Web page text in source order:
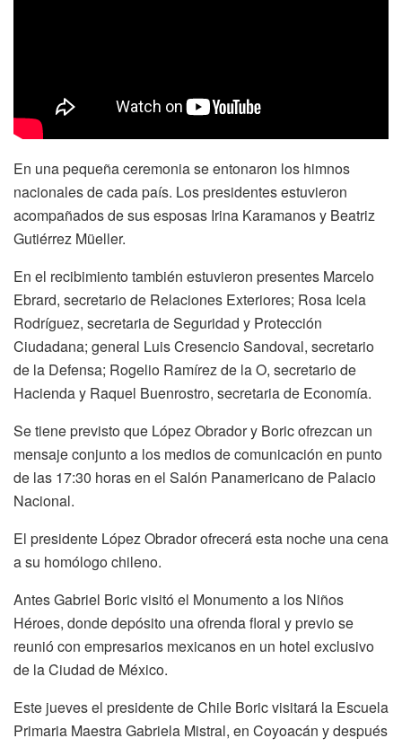
En una pequeña ceremonia se entonaron los himnos
nacionales de cada país. Los presidentes estuvieron
acompañados de sus esposas Irina Karamanos y Beatriz
Gutiérrez Müeller.
En el recibimiento también estuvieron presentes Marcelo
Ebrard, secretario de Relaciones Exteriores; Rosa Icela
Rodríguez, secretaria de Seguridad y Protección
Ciudadana; general Luis Cresencio Sandoval, secretario
de la Defensa; Rogelio Ramírez de la O, secretario de
Hacienda y Raquel Buenrostro, secretaria de Economía.
Se tiene previsto que López Obrador y Boric ofrezcan un
mensaje conjunto a los medios de comunicación en punto
de las 17:30 horas en el Salón Panamericano de Palacio
Nacional.
El presidente López Obrador ofrecerá esta noche una cena
a su homólogo chileno.
Antes Gabriel Boric visitó el Monumento a los Niños
Héroes, donde depósito una ofrenda floral y previo se
reunió con empresarios mexicanos en un hotel exclusivo
de la Ciudad de México.
Este jueves el presidente de Chile Boric visitará la Escuela
Primaria Maestra Gabriela Mistral, en Coyoacán y después